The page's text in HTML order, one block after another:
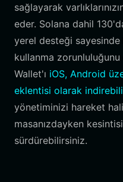
sağlayarak
eder. Solana dahil
yerel desteği
kullanma zorunluluğunu
Wallet'ı iOS, Android
eklentisi olarak
yönetiminizi hareket
masanızdayken
sürdürebilirsiniz.